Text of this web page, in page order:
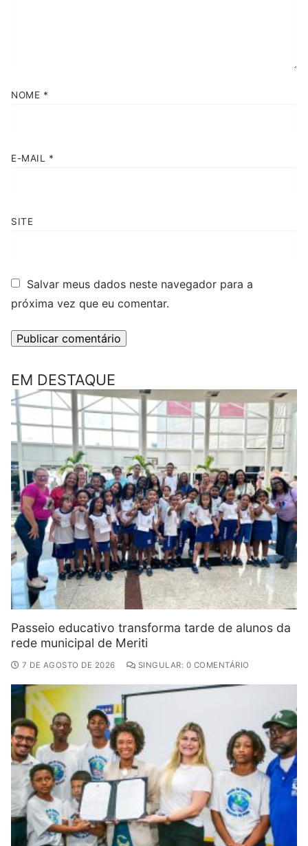
NOME *
E-MAIL *
SITE
Salvar meus dados neste navegador para a
próxima vez que eu comentar.
EM DESTAQUE
Passeio educativo transforma tarde de alunos da
rede municipal de Meriti
7 DE AGOSTO DE 2026 SINGULAR: 0 COMENTÁRIO